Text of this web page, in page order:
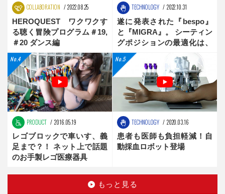
COLLABORATION 2022.08.25
HEROQUEST ワクワクす
る聴く冒険プログラム＃19,
＃20 ダンス編
TECHNOLOGY 2022.10.31
遂に発表された『bespo』
と『MIGRA』。 シーティン
グポジションの最適化は、
新時代へ
PRODUCT 2016.05.19
レゴブロックで車いす、義
足まで？！ ネット上で話題
のお手製レゴ医療器具
TECHNOLOGY 2020.03.16
患者も医師も負担軽減！自
動採血ロボット登場
もっと見る